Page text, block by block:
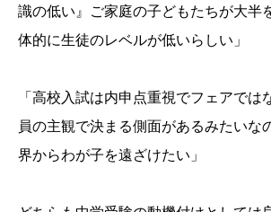
識の低い』ご家庭の子どもたちが大半
体的に生徒のレベルが低いらしい」
「高校入試は内申点重視でフェアでは
員の主観で決まる側面があるみたいな
界からわが子を遠ざけたい」